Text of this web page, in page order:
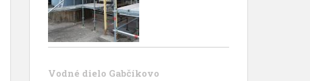
Vodné dielo Gabčíkovo